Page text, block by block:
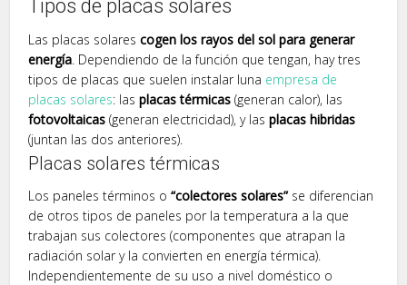
Tipos de placas solares
Las placas solarescogen los rayos del sol para generar
energía . Dependiendo de la función que tengan, hay tres
tipos de placas que suelen instalar luna empresa de
placas solares: lasplacas térmicas (generan calor), las
fotovoltaicas (generan electricidad), y lasplacas hibridas
(juntan las dos anteriores).
Placas solares térmicas
Los paneles términos o“colectores solares”se diferencian
de otros tipos de paneles por la temperatura a la que
trabajan sus colectores (componentes que atrapan la
radiación solar y la convierten en energía térmica).
Independientemente de su uso a nivel doméstico o